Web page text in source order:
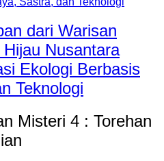
dari Warisan
Nusantara
Ekologi Berbasis
Teknologi
Misteri 4 : Torehan